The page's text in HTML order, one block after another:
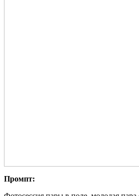
Промпт: